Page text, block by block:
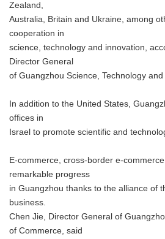
Zealand,
Australia, Britain and Ukraine, among
cooperation in
science, technology and innovation,
Director General
of Guangzhou Science, Technology
In addition to the United States,
offices in
Israel to promote scientific and
E-commerce, cross-border e-
remarkable progress
in Guangzhou thanks to the alliance of
business.
Chen Jie, Director General of
of Commerce, said